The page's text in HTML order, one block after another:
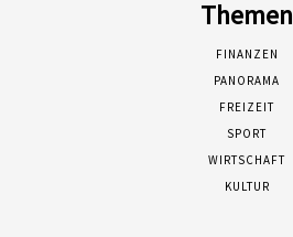
Themen
FINANZEN
PANORAMA
FREIZEIT
SPORT
WIRTSCHAFT
KULTUR